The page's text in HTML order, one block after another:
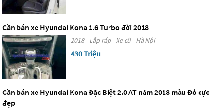
Cần bán xe Hyundai Kona 1.6 Turbo đời 2018
2018 - Lắp ráp - Xe cũ - Hà Nội
430 Triệu
Cần bán xe Hyundai Kona Đặc Biệt 2.0 AT năm 2018 màu Đỏ cực
đẹp